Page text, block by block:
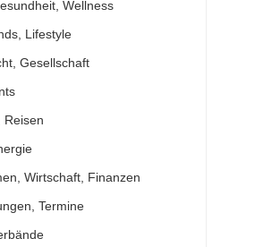
Wellness
Lifestyle
Gesellschaft
Reisen
Wirtschaft, Finanzen
Termine